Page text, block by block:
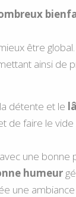
être global.
ainsi de
détente et le
faire le vide
une bonne
humeur
une ambiance